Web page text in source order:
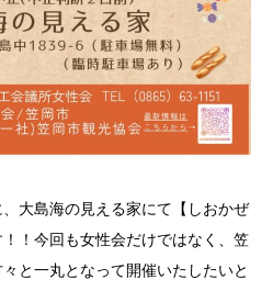
大島海の見える家にて【しおかぜ
！今回も女性会だけではなく、笠
と一丸となって開催いたしたいと